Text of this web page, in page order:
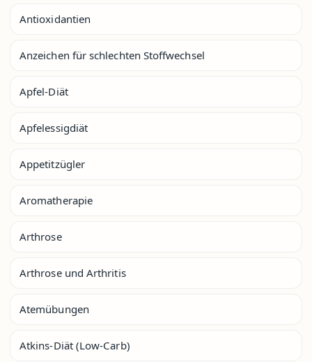
Antioxidantien
Anzeichen für schlechten Stoffwechsel
Apfel-Diät
Apfelessigdiät
Appetitzügler
Aromatherapie
Arthrose
Arthrose und Arthritis
Atemübungen
Atkins-Diät (Low-Carb)